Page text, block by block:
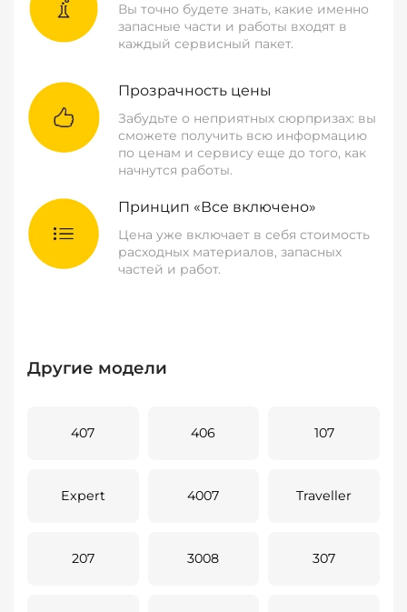
Вы точно будете знать, какие именно
запасные части и работы входят в
каждый сервисный пакет.
Прозрачность цены
Забудьте о неприятных сюрпризах: вы
сможете получить всю информацию
по ценам и сервису еще до того, как
начнутся работы.
Принцип «Все включено»
Цена уже включает в себя стоимость
расходных материалов, запасных
частей и работ.
Другие модели
407 406 107
Expert 4007 Traveller
207 3008 307